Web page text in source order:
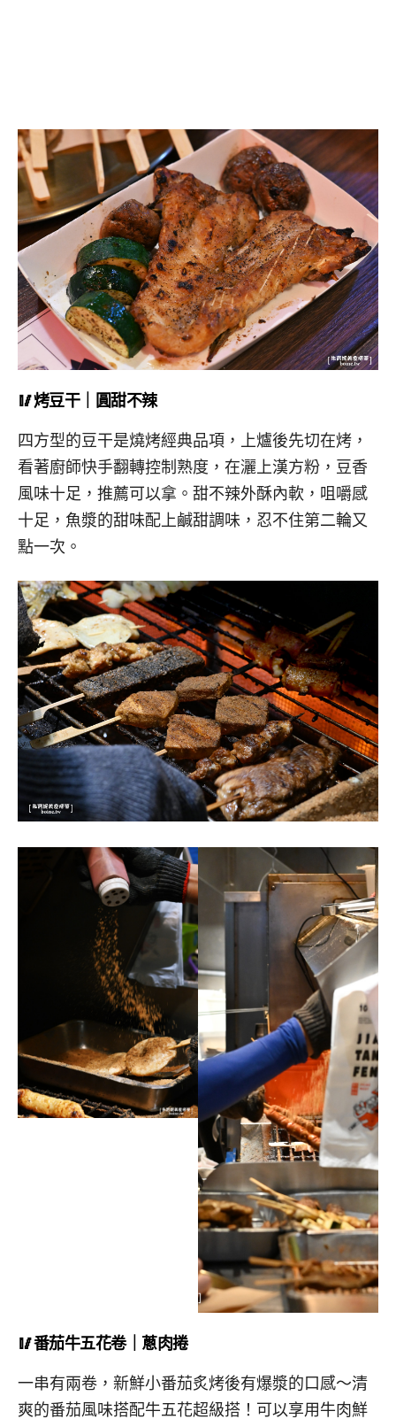
🥢烤豆干｜圓甜不辣
四方型的豆干是燒烤經典品項，上爐後先切在烤，
看著廚師快手翻轉控制熟度，在灑上漢方粉，豆香
風味十足，推薦可以拿。甜不辣外酥內軟，咀嚼感
十足，魚漿的甜味配上鹹甜調味，忍不住第二輪又
點一次。
🥢番茄牛五花卷｜蔥肉捲
一串有兩卷，新鮮小番茄炙烤後有爆漿的口感～清
爽的番茄風味搭配牛五花超級搭！可以享用牛肉鮮